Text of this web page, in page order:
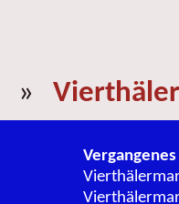
»
Vergangenes